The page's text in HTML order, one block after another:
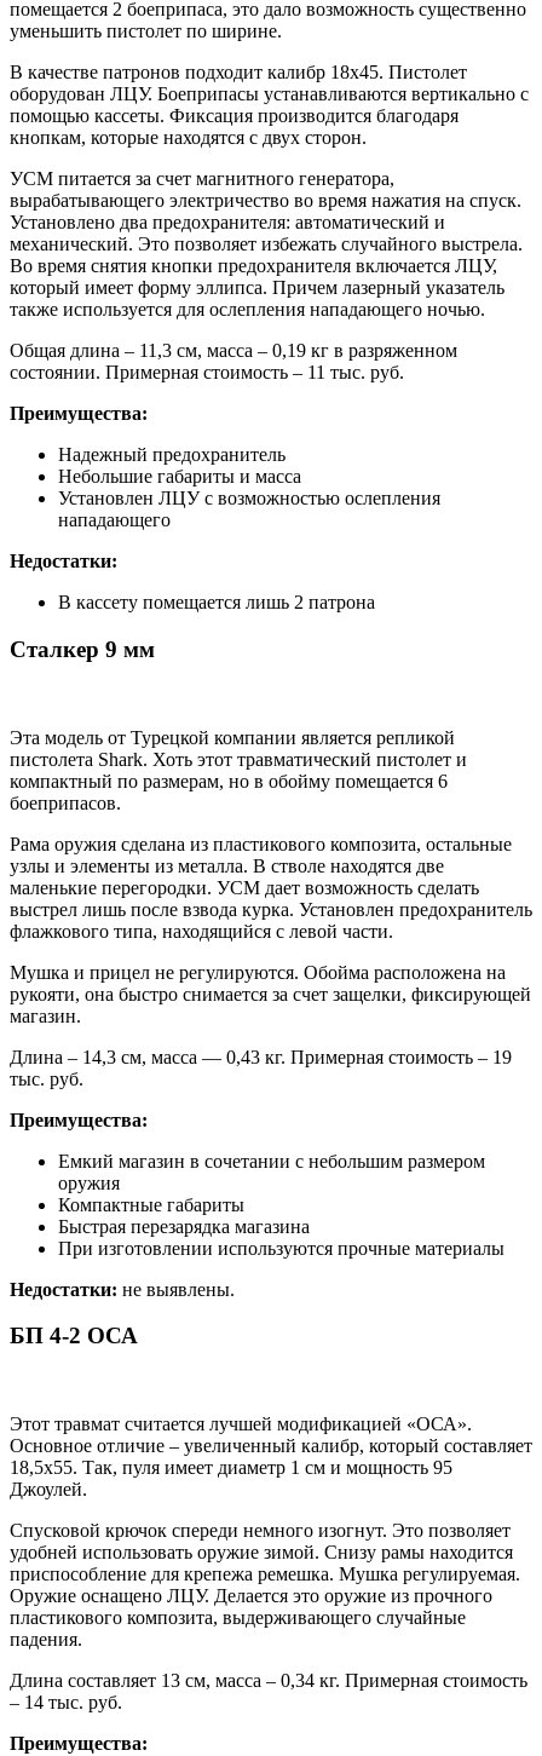
помещается 2 боеприпаса, это дало возможность существенно
уменьшить пистолет по ширине.
В качестве патронов подходит калибр 18х45. Пистолет
оборудован ЛЦУ. Боеприпасы устанавливаются вертикально с
помощью кассеты. Фиксация производится благодаря
кнопкам, которые находятся с двух сторон.
УСМ питается за счет магнитного генератора,
вырабатывающего электричество во время нажатия на спуск.
Установлено два предохранителя: автоматический и
механический. Это позволяет избежать случайного выстрела.
Во время снятия кнопки предохранителя включается ЛЦУ,
который имеет форму эллипса. Причем лазерный указатель
также используется для ослепления нападающего ночью.
Общая длина – 11,3 см, масса – 0,19 кг в разряженном
состоянии. Примерная стоимость – 11 тыс. руб.
Преимущества:
Надежный предохранитель
Небольшие габариты и масса
Установлен ЛЦУ с возможностью ослепления
нападающего
Недостатки:
В кассету помещается лишь 2 патрона
Сталкер 9 мм
Эта модель от Турецкой компании является репликой
пистолета Shark. Хоть этот травматический пистолет и
компактный по размерам, но в обойму помещается 6
боеприпасов.
Рама оружия сделана из пластикового композита, остальные
узлы и элементы из металла. В стволе находятся две
маленькие перегородки. УСМ дает возможность сделать
выстрел лишь после взвода курка. Установлен предохранитель
флажкового типа, находящийся с левой части.
Мушка и прицел не регулируются. Обойма расположена на
рукояти, она быстро снимается за счет защелки, фиксирующей
магазин.
Длина – 14,3 см, масса — 0,43 кг. Примерная стоимость – 19
тыс. руб.
Преимущества:
Емкий магазин в сочетании с небольшим размером
оружия
Компактные габариты
Быстрая перезарядка магазина
При изготовлении используются прочные материалы
Недостатки: не выявлены.
БП 4-2 ОСА
Этот травмат считается лучшей модификацией «ОСА».
Основное отличие – увеличенный калибр, который составляет
18,5х55. Так, пуля имеет диаметр 1 см и мощность 95
Джоулей.
Спусковой крючок спереди немного изогнут. Это позволяет
удобней использовать оружие зимой. Снизу рамы находится
приспособление для крепежа ремешка. Мушка регулируемая.
Оружие оснащено ЛЦУ. Делается это оружие из прочного
пластикового композита, выдерживающего случайные
падения.
Длина составляет 13 см, масса – 0,34 кг. Примерная стоимость
– 14 тыс. руб.
Преимущества: